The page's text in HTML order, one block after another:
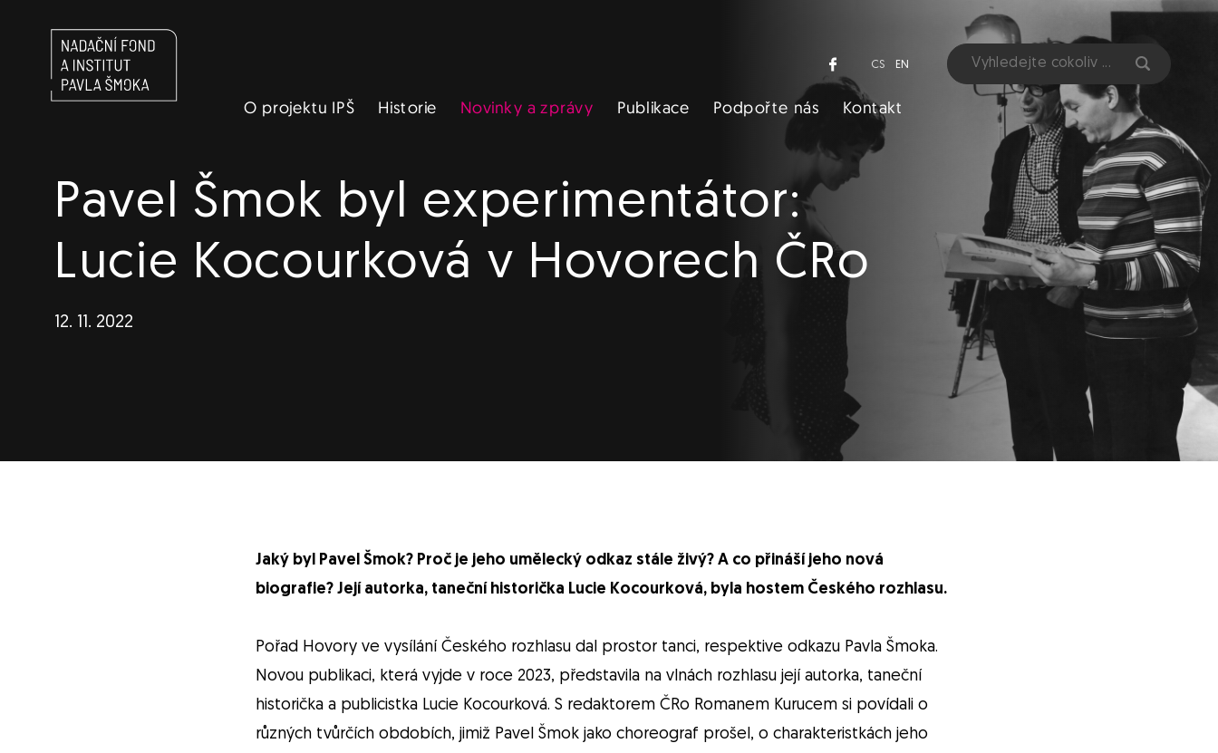
CS EN
Navigace
O projektu IPŠ Historie Novinky a zprávy Publikace Podpořte nás Kontakt
Pavel Šmok byl experimentátor:
Lucie Kocourková v Hovorech ČRo
12. 11. 2022
Jaký byl Pavel Šmok? Proč je jeho umělecký odkaz stále živý? A co přináší jeho nová
biografie? Její autorka, taneční historička Lucie Kocourková, byla hostem Českého rozhlasu.
Pořad Hovory ve vysílání Českého rozhlasu dal prostor tanci, respektive odkazu Pavla Šmoka.
Novou publikaci, která vyjde v roce 2023, představila na vlnách rozhlasu její autorka, taneční
historička a publicistka Lucie Kocourková. S redaktorem ČRo Romanem Kurucem si povídali o
různých tvůrčích obdobích, jimiž Pavel Šmok jako choreograf prošel, o charakteristkách jeho